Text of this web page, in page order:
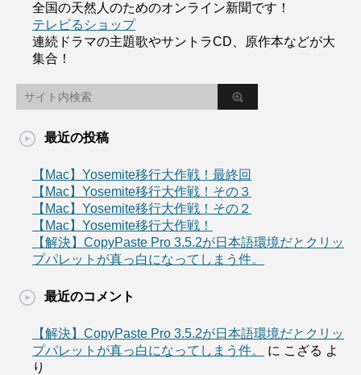
全国の天然人のためのオンライン新聞です！
テレビるショップ
連続ドラマの主題歌やサントラCD、原作本などが大
集合！
最近の投稿
【Mac】Yosemite移行大作戦！最終回
【Mac】Yosemite移行大作戦！その３
【Mac】Yosemite移行大作戦！その２
【Mac】Yosemite移行大作戦！
【解決】CopyPaste Pro 3.5.2が日本語環境だとクリッ
プパレットが真っ白になってしまう件。
最近のコメント
【解決】CopyPaste Pro 3.5.2が日本語環境だとクリッ
プパレットが真っ白になってしまう件。
に こざる よ
り